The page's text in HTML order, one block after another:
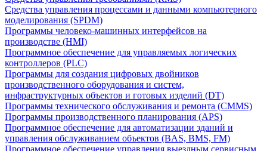
Средства управления процессами и данными компьютерного
моделирования (SPDM)
Программы человеко-машинных интерфейсов на
производстве (HMI)
Программное обеспечение для управляемых логических
контроллеров (PLC)
Программы для создания цифровых двойников
производственного оборудования и систем,
инфраструктурных объектов и готовых изделий (DT)
Программы технического обслуживания и ремонта (CMMS)
Программы производственного планирования (APS)
Программное обеспечение для автоматизации зданий и
управления обслуживанием объектов (BAS, BMS, FM)
Программное обеспечение управления выездным сервисным